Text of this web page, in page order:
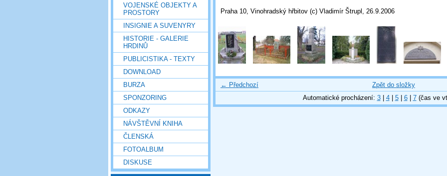
VOJENSKÉ OBJEKTY A
PROSTORY
INSIGNIE A SUVENYRY
HISTORIE - GALERIE
HRDINŮ
PUBLICISTIKA - TEXTY
DOWNLOAD
BURZA
SPONZORING
ODKAZY
NÁVŠTĚVNÍ KNIHA
ČLENSKÁ
FOTOALBUM
DISKUSE
Praha 10, Vinohradský hřbitov (c) Vladimír Štrupl, 26.9.2006
← Předchozí
Zpět do složky
Automatické procházení: 3| 4| 5| 6| 7(čas ve